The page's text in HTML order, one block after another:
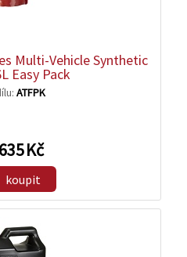
Multi-Vehicle Synthetic
Easy Pack
635 Kč
ATFPK
koupit